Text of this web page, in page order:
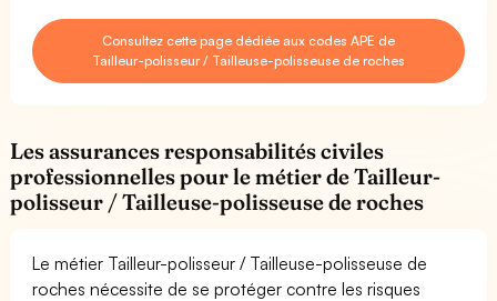
Consultez cette page dédiée aux codes APE de
Tailleur-polisseur / Tailleuse-polisseuse de roches
Les assurances responsabilités civiles
professionnelles pour le métier de Tailleur-
polisseur / Tailleuse-polisseuse de roches
Le métier Tailleur-polisseur / Tailleuse-polisseuse de
roches nécessite de se protéger contre les risques